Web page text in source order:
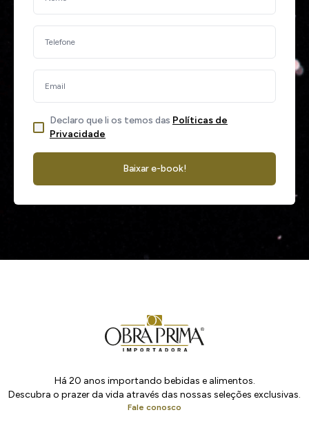
Declaro que li os temos das Políticas de
Privacidade
Baixar e-book!
Há 20 anos importando bebidas e alimentos.
Descubra o prazer da vida através das nossas seleções exclusivas.
Fale conosco